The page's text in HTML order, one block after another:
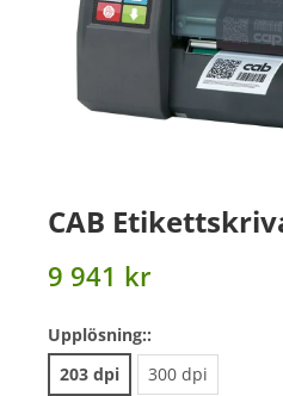
CAB
9 941 kr
Upplösning::
203 dpi
300 dpi